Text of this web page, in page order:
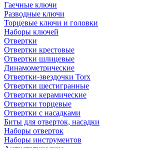
Гаечные ключи
Разводные ключи
Торцевые ключи и головки
Наборы ключей
Отвертки
Отвертки крестовые
Отвертки шлицевые
Динамометрические
Отвертки-звездочки Torx
Отвертки шестигранные
Отвертки керамические
Отвертки торцевые
Отвертки с насадками
Биты для отверток, насадки
Наборы отверток
Наборы инструментов